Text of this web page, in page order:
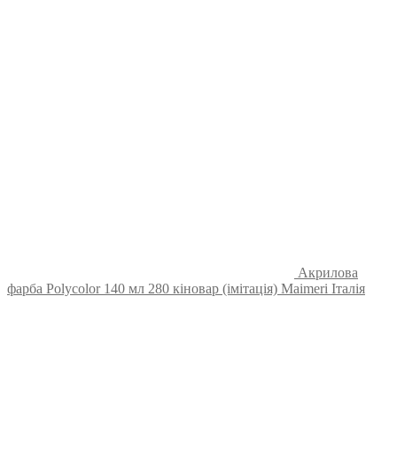
Акрилова
фарба Polycolor 140 мл 280 кіновар (імітація) Maimeri Італія